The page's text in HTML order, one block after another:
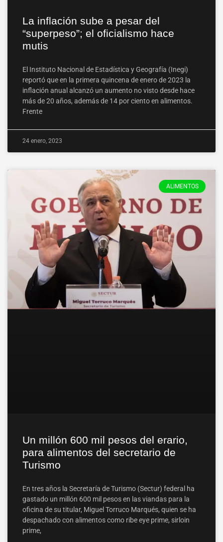
La inflación sube a pesar del
“superpeso”; el oficialismo hace
mutis
El Instituto Nacional de Estadística y Geografía (Inegi)
reportó que en la primera quincena de enero de 2023 la
inflación anual alcanzó un aumento no visto desde hace
más de 20 años, además de 14 por ciento en alimentos.
Frente
24 enero, 2023
ALIMENTOS
Un millón 600 mil pesos del erario,
para alimentos del secretario de
Turismo
En tres años la Secretaría de Turismo (Sectur) federal ha
gastado un millón 600 mil pesos en las viandas para la
oficina de su titular, Miguel Torruco Marqués, quien se ha
despachado con alimentos como ribe eye prime, sirloin
prime,